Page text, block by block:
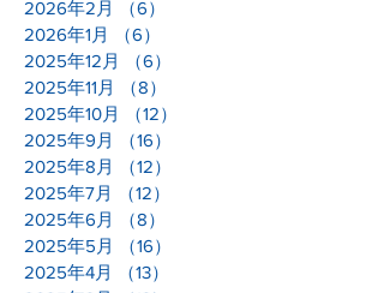
2026年2月
（6）
2026年1月
（6）
2025年12月
（6）
2025年11月
（8）
2025年10月
（12）
2025年9月
（16）
2025年8月
（12）
2025年7月
（12）
2025年6月
（8）
2025年5月
（16）
2025年4月
（13）